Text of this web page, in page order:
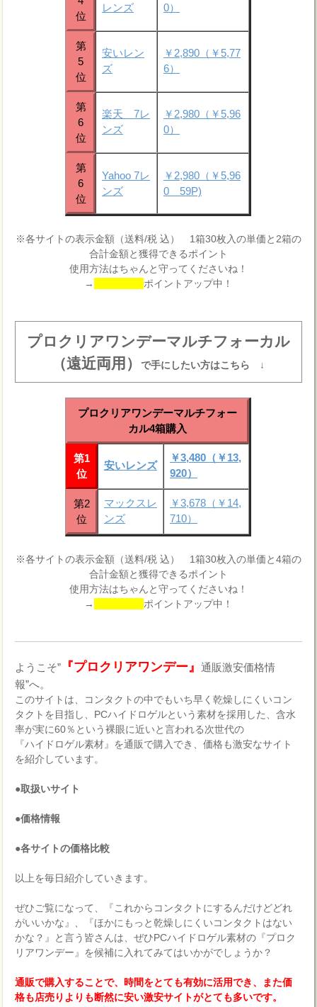
位
レンズ
0）
第
5
位
安いレン
ズ
￥2,890（￥5,77
6）
第
6
位
楽天 7レ
ンズ
￥2,980（￥5,96
0）
第
6
位
Yahoo 7レ
ンズ
￥2,980（￥5,96
0 59P)
※各サイトの表示金額（送料/税 込） 1箱30枚入の単価と2箱の
合計金額と獲得できるポイント
使用方法はちゃんと守ってくださいね！
→
ポイントアップ中！
プロクリアワンデーマルチフォーカル
（遠近両用）で手にしたい方はこちら ↓
プロクリアワンデーマルチフォー
カル4箱購入
第1
位
安いレンズ
￥3,480（￥13,
920）
第2
位
マックスレ
ンズ
￥3,678（￥14,
710）
※各サイトの表示金額（送料/税 込） 1箱30枚入の単価と4箱の
合計金額と獲得できるポイント
使用方法はちゃんと守ってくださいね！
→
ポイントアップ中！
ようこそ” 『プロクリアワンデー』通販激安価格情
報”へ。
このサイトは、コンタクトの中でもいち早く乾燥しにくいコン
タクトを目指し、PCハイドロゲルという素材を採用した、含水
率が実に60％という裸眼に近いと言われる次世代の
『ハイドロゲル素材』を通販で購入でき、価格も激安なサイト
を紹介しています。
●取扱いサイト
●価格情報
●各サイトの価格比較
以上を毎日紹介していきます。
ぜひご覧になって、『これからコンタクトにするんだけどどれ
がいいかな』、『ほかにもっと乾燥しにくいコンタクトはない
かな？』と言う皆さんは、ぜひPCハイドロゲル素材の『プロク
リアワンデー』を候補に入れてみてはいかがでしょうか？
通販で購入することで、時間をとても有効に活用でき、また価
格も店売りよりも断然に安い激安サイトがとても多いです。